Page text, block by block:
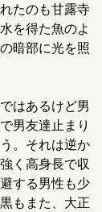
たのも甘露寺
を得た魚のよ
暗部に光を照
はあるけど男
男友達止まり
。それは逆か
く高身長で収
する男性も少
もまた、大正